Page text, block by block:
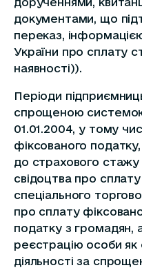
документами, що
переказ,
України про сплату
наявності)).
Періоди
спрощеною
01.01.2004, у тому
фіксованого
до страхового стажу
свідоцтва про
спеціального
про сплату
податку з громадян,
реєстрацію особи як
діяльності за